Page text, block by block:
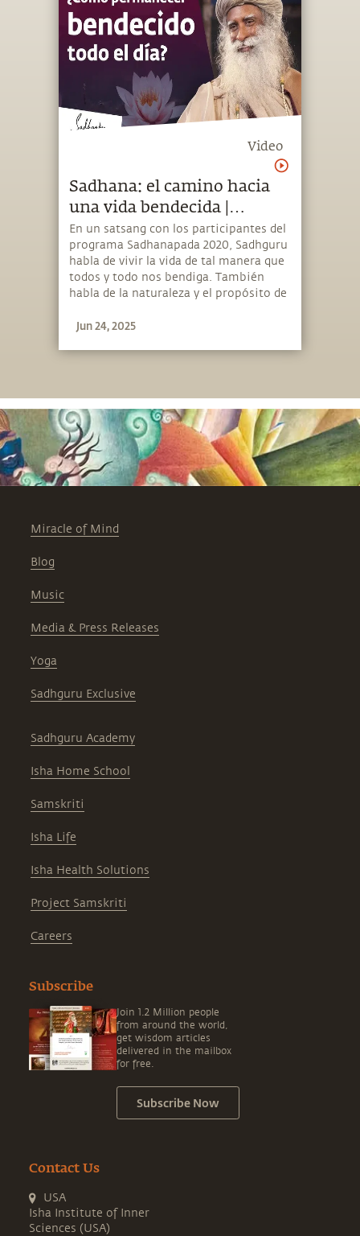
Video
Sadhana: el camino hacia
una vida bendecida |
Sadhguru
En un satsang con los participantes del
programa Sadhanapada 2020, Sadhguru
habla de vivir la vida de tal manera que
todos y todo nos bendiga. También
habla de la naturaleza y el propósito de
espiritual.
Jun 24, 2025
Miracle of Mind
Blog
Music
Media & Press Releases
Yoga
Sadhguru Exclusive
Sadhguru Academy
Isha Home School
Samskriti
Isha Life
Isha Health Solutions
Project Samskriti
Careers
Subscribe
Join 1.2 Million people
from around the world,
get wisdom articles
delivered in the mailbox
for free.
Subscribe Now
Contact Us
USA
Isha Institute of Inner
Sciences (USA)